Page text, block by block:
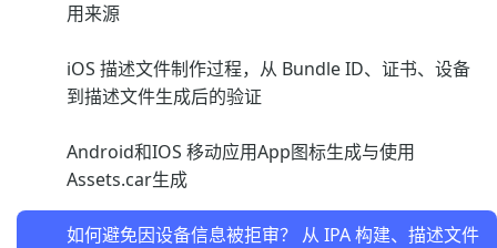
用来源
iOS 描述文件制作过程，从 Bundle ID、证书、设备
到描述文件生成后的验证
Android和IOS 移动应用App图标生成与使用
Assets.car生成
如何避免因设备信息被拒审？ 从 IPA 构建、描述文件